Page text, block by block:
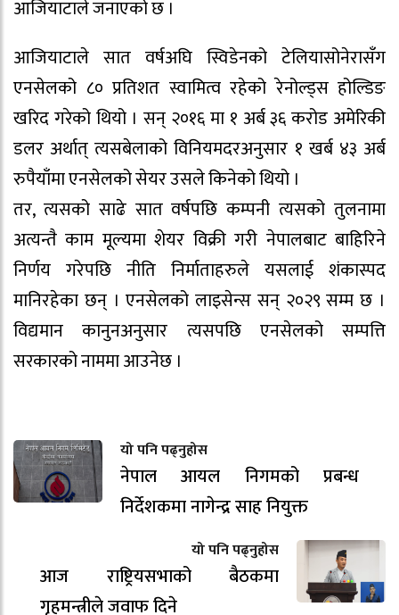
आजियाटाले जनाएको छ ।
आजियाटाले सात वर्षअघि स्विडेनको टेलियासोनेरासँग
एनसेलको ८० प्रतिशत स्वामित्व रहेको रेनोल्ड्स होल्डिङ
खरिद गरेको थियो । सन् २०१६ मा १ अर्ब ३६ करोड अमेरिकी
डलर अर्थात् त्यसबेलाको विनियमदरअनुसार १ खर्ब ४३ अर्ब
रुपैयाँमा एनसेलको सेयर उसले किनेको थियो ।
तर, त्यसको साढे सात वर्षपछि कम्पनी त्यसको तुलनामा
अत्यन्तै काम मूल्यमा शेयर विक्री गरी नेपालबाट बाहिरिने
निर्णय गरेपछि नीति निर्माताहरुले यसलाई शंकास्पद
मानिरहेका छन् । एनसेलको लाइसेन्स सन् २०२९ सम्म छ ।
विद्यमान कानुनअनुसार त्यसपछि एनसेलको सम्पत्ति
सरकारको नाममा आउनेछ ।
यो पनि पढ्नुहोस
नेपाल आयल निगमको प्रबन्ध
निर्देशकमा नागेन्द्र साह नियुक्त
यो पनि पढ्नुहोस
आज राष्ट्रियसभाको बैठकमा
गृहमन्त्रीले जवाफ दिने